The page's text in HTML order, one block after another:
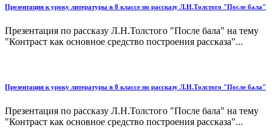
Презентация к уроку литературы в 8 классе по рассказу Л.Н.Толстого "После бала"
Презентация по рассказу Л.Н.Толстого "После бала" на тему
"Контраст как основное средство построения рассказа"...
Презентация к уроку литературы в 8 классе по рассказу Л.Н.Толстого "После бала"
Презентация по рассказу Л.Н.Толстого "После бала" на тему
"Контраст как основное средство построения рассказа"...